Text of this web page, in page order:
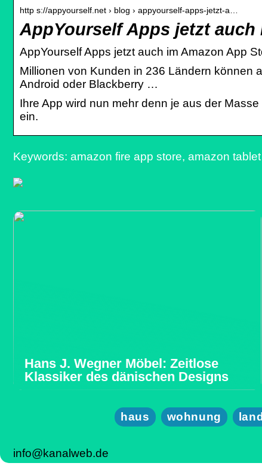
http s://appyourself.net › blog › appyourself-apps-jetzt-a…
AppYourself Apps jetzt auch
AppYourself Apps jetzt auch im Amazon App
Millionen von Kunden in 236 Ländern können
Android oder Blackberry …
Ihre App wird nun mehr denn je aus der
ein.
Keywords: amazon fire app store, amazon
Hans J. Wegner Möbel: Zeitlose
Klassiker des dänischen Designs
haus wohnung
info@kanalweb.de